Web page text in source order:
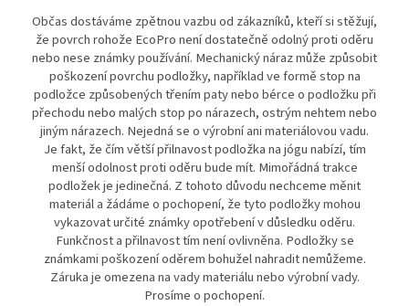
Občas dostáváme zpětnou vazbu od zákazníků, kteří si stěžují,
že povrch rohože EcoPro není dostatečně odolný proti oděru
nebo nese známky používání. Mechanický náraz může způsobit
poškození povrchu podložky, například ve formě stop na
podložce způsobených třením paty nebo bérce o podložku při
přechodu nebo malých stop po nárazech, ostrým nehtem nebo
jiným nárazech. Nejedná se o výrobní ani materiálovou vadu.
Je fakt, že čím větší přilnavost podložka na jógu nabízí, tím
menší odolnost proti oděru bude mít. Mimořádná trakce
podložek je jedinečná. Z tohoto důvodu nechceme měnit
materiál a žádáme o pochopení, že tyto podložky mohou
vykazovat určité známky opotřebení v důsledku oděru.
Funkčnost a přilnavost tím není ovlivněna. Podložky se
známkami poškození oděrem bohužel nahradit nemůžeme.
Záruka je omezena na vady materiálu nebo výrobní vady.
Prosíme o pochopení.